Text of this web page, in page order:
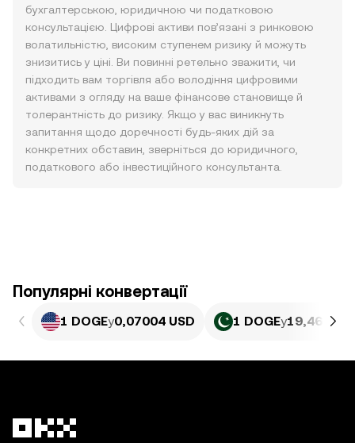
бухгалтерською, юридичною чи податковою
консультацією. Цифрові активи пов’язані з ринковою
волатильністю, високим ступенем ризику й можуть
знизитись у ціні. Ви повинні ретельно зважити, чи
підходить вам торгівля або володіння цифровими
активами з огляду на ваше фінансове становище й
толерантність до ризику. Якщо у вас виникнуть
запитання щодо доречності будь-яких дій за
конкретних обставин, зверніться до юридичного,
податкового або інвестиційного консультанта.
Популярні конвертації
1 DOGEу0,07004 USD 1 DOGEу19,46 PKR